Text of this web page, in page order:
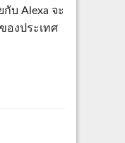
บ Alexa จะ
องประเทศ